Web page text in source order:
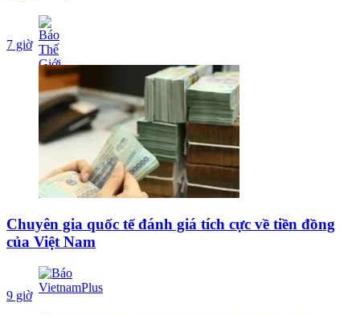
7 giờ
Chuyên gia quốc tế đánh giá tích cực về tiền đồng
của Việt Nam
9 giờ